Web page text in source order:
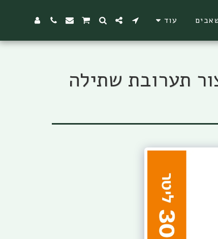
עוד
30 ליטר - גבי שיווק מספר 1 בייצור תערובת שתילה